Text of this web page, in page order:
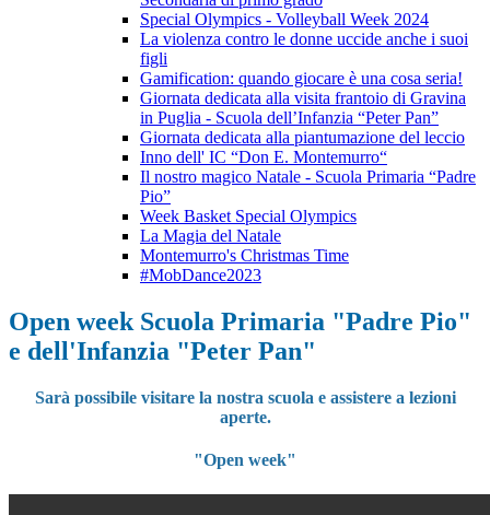
Special Olympics - Volleyball Week 2024
La violenza contro le donne uccide anche i suoi
figli
Gamification: quando giocare è una cosa seria!
Giornata dedicata alla visita frantoio di Gravina
in Puglia - Scuola dell’Infanzia “Peter Pan”
Giornata dedicata alla piantumazione del leccio
Inno dell' IC “Don E. Montemurro“
Il nostro magico Natale - Scuola Primaria “Padre
Pio”
Week Basket Special Olympics
La Magia del Natale
Montemurro's Christmas Time
#MobDance2023
Open week Scuola Primaria "Padre Pio"
e dell'Infanzia "Peter Pan"
Sarà possibile visitare la nostra scuola e assistere a lezioni
aperte.
"Open week"